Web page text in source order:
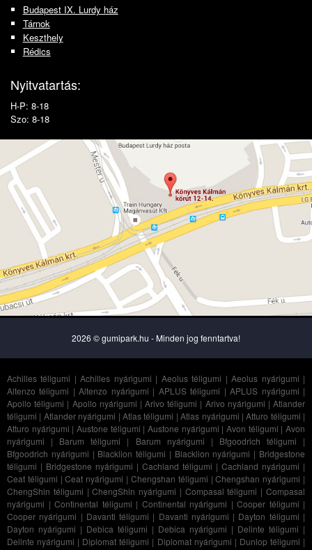
Budapest IX. Lurdy ház
Tárnok
Keszthely
Rédics
Nyitvatartás:
H-P: 8-18
Szo: 8-18
2026 © gumipark.hu - Minden jog fenntartva!
Achilles téligumi |Achilles nyárigumi | Aeolus téligumi |Aeolus nyárigumi |
Altenzo téligumi |Altenzo nyárigumi | APLUS téligumi |APLUS nyárigumi |
Apollo téligumi | Apollo nyárigumi |Arivo téligumi | Arivo nyárigumi |Atlander
téligumi | Atlander nyárigumi | Atlas téligumi |Atlas nyárigumi |Atturo téligumi |
Atturo nyárigumi |Austone téligumi |Austone nyárigumi |Avon téligumi |Avon
nyárigumi | Barum téligumi | Barum nyárigumi | Bfgoodrich téligumi |
Bfgoodrich nyárigumi | Blacklion téligumi | Blacklion nyárigumi | Bridgestone
téligumi | Bridgestone nyárigumi | Cachland téligumi | Cachland nyárigumi |
Ceat téligumi |Ceat nyárigumi | Chengshan téligumi |Chengshan nyárigumi |
ChengShin téligumi |ChengShin nyárigumi | Compasal téligumi |Compasal
nyárigumi | Continental téligumi | Continental nyárigumi | Cooper téligumi |
Cooper nyárigumi | Davanti téligumi | Davanti nyárigumi | Dayton téligumi |
Dayton nyárigumi | Debica téligumi | Debica nyárigumi | Delinte téligumi |
Delinte nyárigumi | Diplomat téligumi | Diplomat nyárigumi | Dunlop téligumi |